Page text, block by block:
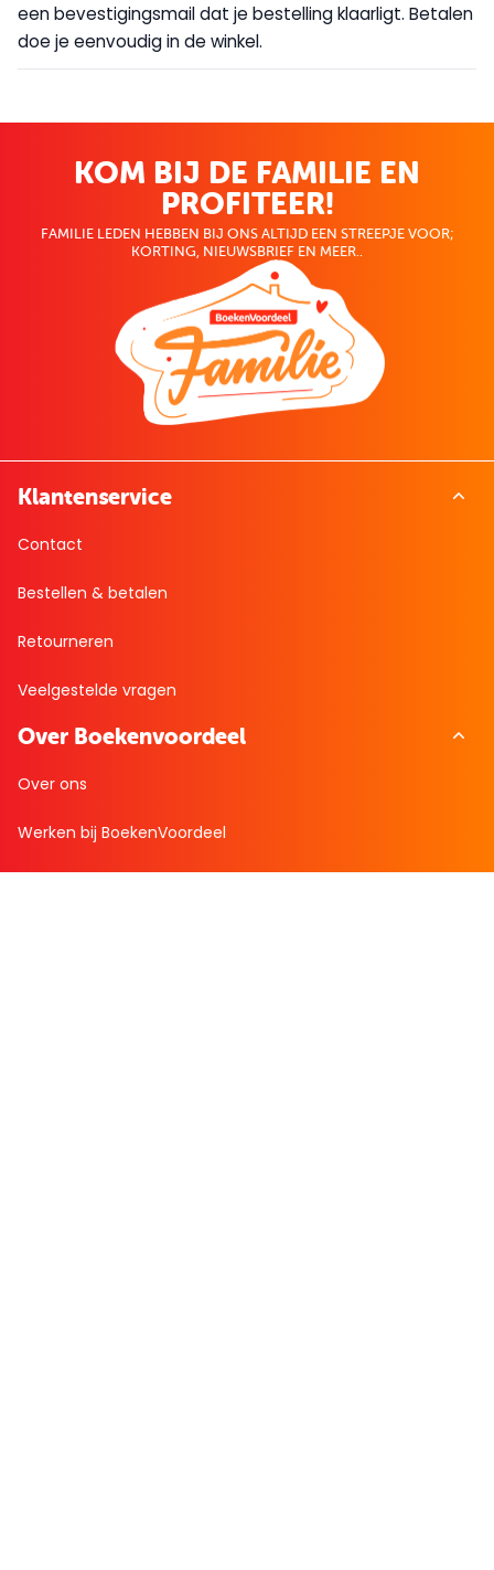
een bevestigingsmail dat je bestelling klaarligt. Betalen
doe je eenvoudig in de winkel.
KOM BIJ DE FAMILIE EN
PROFITEER!
FAMILIE LEDEN HEBBEN BIJ ONS ALTIJD EEN STREEPJE VOOR;
KORTING, NIEUWSBRIEF EN MEER..
Klantenservice
Contact
Bestellen & betalen
Retourneren
Veelgestelde vragen
Over Boekenvoordeel
Over ons
Werken bij BoekenVoordeel